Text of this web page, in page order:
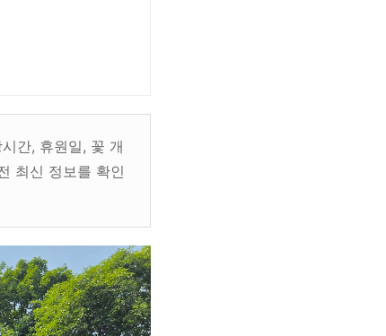
간, 휴원일, 꽃 개
최신 정보를 확인